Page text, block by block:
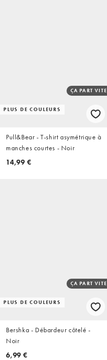
PLUS DE COULEURS
ÇA PART VITE
Pull&Bear - T-shirt asymétrique à
manches courtes - Noir
14,99 €
PLUS DE COULEURS
ÇA PART VITE
Bershka - Débardeur côtelé -
Noir
6,99 €